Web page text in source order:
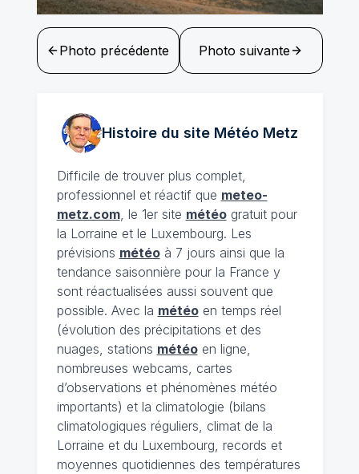
Photo précédente Photo suivante
Histoire du site MétéoMetz
Difficile de trouver plus complet,
professionnel et réactif que meteo-
metz.com, le 1er site météogratuit pour
la Lorraine et le Luxembourg. Les
prévisions météoà 7 jours ainsi que la
tendance saisonnière pour la France y
sont réactualisées aussi souvent que
possible. Avec la météoen temps réel
(évolution des précipitations et des
nuages, stations météoen ligne,
nombreuses webcams, cartes
d’observations et phénomènes météo
importants) et la climatologie (bilans
climatologiques réguliers, climat de la
Lorraine et du Luxembourg, records et
moyennes quotidiennes des températures